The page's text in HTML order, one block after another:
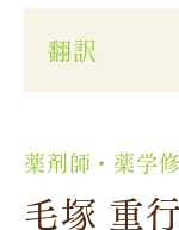
翻訳
薬剤師・薬学
毛塚 重行